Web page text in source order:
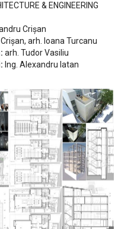
& ENGINEERING
Crișan
arh. Ioana Turcanu
arh. Tudor Vasiliu
Ing. Alexandru Iatan